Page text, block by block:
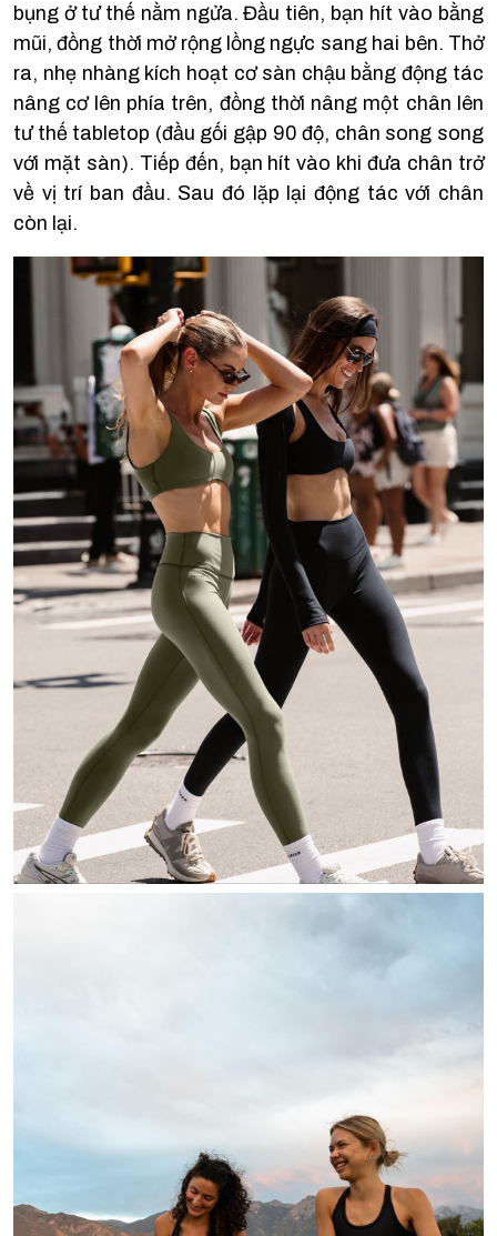
bụng ở tư thế nằm ngửa. Đầu tiên, bạn hít vào bằng
mũi, đồng thời mở rộng lồng ngực sang hai bên. Thở
ra, nhẹ nhàng kích hoạt cơ sàn chậu bằng động tác
nâng cơ lên phía trên, đồng thời nâng một chân lên
tư thế tabletop (đầu gối gập 90 độ, chân song song
với mặt sàn). Tiếp đến, bạn hít vào khi đưa chân trở
về vị trí ban đầu. Sau đó lặp lại động tác với chân
còn lại.